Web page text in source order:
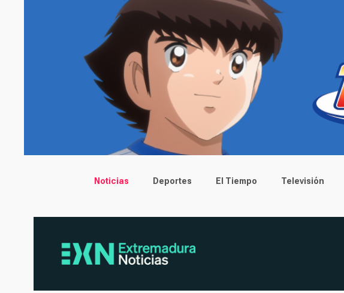
Main menu
Noticias Deportes El Tiempo Televisión